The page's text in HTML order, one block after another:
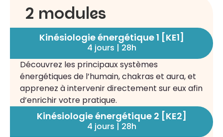
2 modules
Kinésiologie énergétique 1 [KE1]
4 jours | 28h
Découvrez les principaux systèmes
énergétiques de l’humain, chakras et aura, et
apprenez à intervenir directement sur eux afin
d’enrichir votre pratique.
Kinésiologie énergétique 2 [KE2]
4 jours | 28h